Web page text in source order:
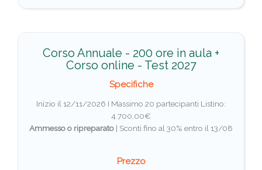
Corso Annuale - 200 ore in aula +
Corso online - Test 2027
Specifiche
Inizio il 12/11/2026 I Massimo 20 partecipanti Listino:
4.700,00€
Ammesso o ripreparato | Sconti fino al 30% entro il 13/08
Prezzo